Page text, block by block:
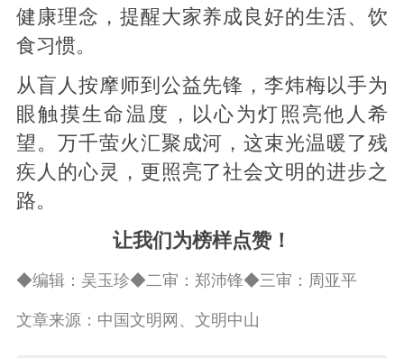
健康理念，提醒大家养成良好的生活、饮
食习惯。
从盲人按摩师到公益先锋，李炜梅以手为
眼触摸生命温度，以心为灯照亮他人希
望。万千萤火汇聚成河，这束光温暖了残
疾人的心灵，更照亮了社会文明的进步之
路。
让我们为榜样点赞！
◆编辑：吴玉珍◆二审：郑沛锋◆三审：周亚平
文章来源：中国文明网、文明中山